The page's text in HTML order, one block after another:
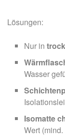
Lösungen:
Nur in
Wasser
Isomatte
Wert